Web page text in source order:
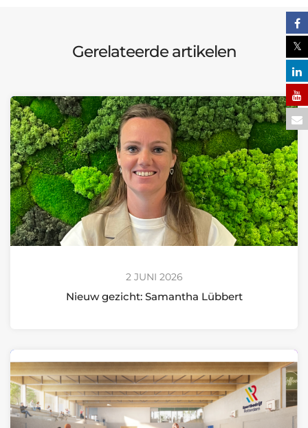
Gerelateerde artikelen
2 JUNI 2026
Nieuw gezicht: Samantha Lübbert